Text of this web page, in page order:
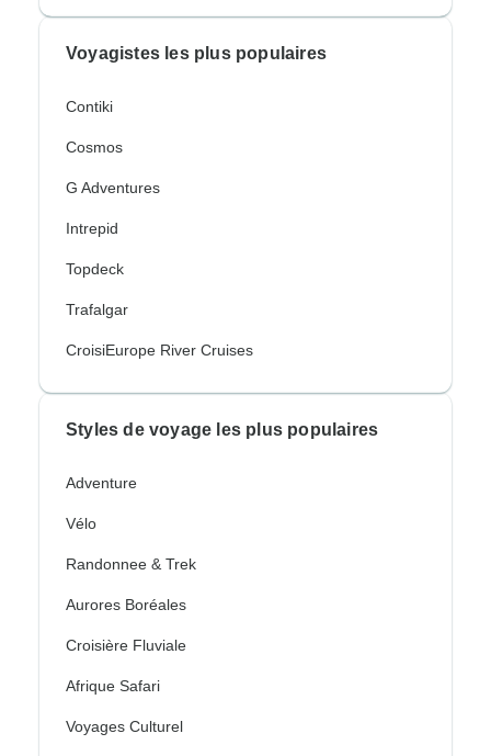
Voyagistes les plus populaires
Contiki
Cosmos
G Adventures
Intrepid
Topdeck
Trafalgar
CroisiEurope River Cruises
Styles de voyage les plus populaires
Adventure
Vélo
Randonnee & Trek
Aurores Boréales
Croisière Fluviale
Afrique Safari
Voyages Culturel